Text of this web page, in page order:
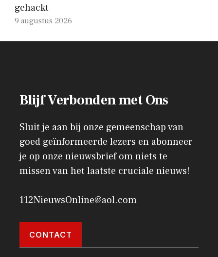
gehackt
9 augustus 2026
Blijf Verbonden met Ons
Sluit je aan bij onze gemeenschap van
goed geïnformeerde lezers en abonneer
je op onze nieuwsbrief om niets te
missen van het laatste cruciale nieuws!
112NieuwsOnline@aol.com
CONTACT